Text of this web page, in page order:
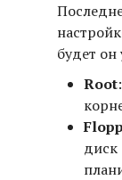
будет он
Root
диск